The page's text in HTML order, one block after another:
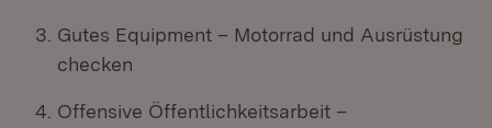
Gutes Equipment – Motorrad und Ausrüstung
checken
Offensive Öffentlichkeitsarbeit –